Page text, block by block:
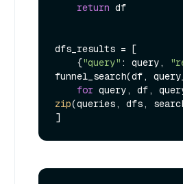
return df
dfs_results = [
    {
"query" : query,
funnel_search(df,
for query, df,
zip(queries, dfs,